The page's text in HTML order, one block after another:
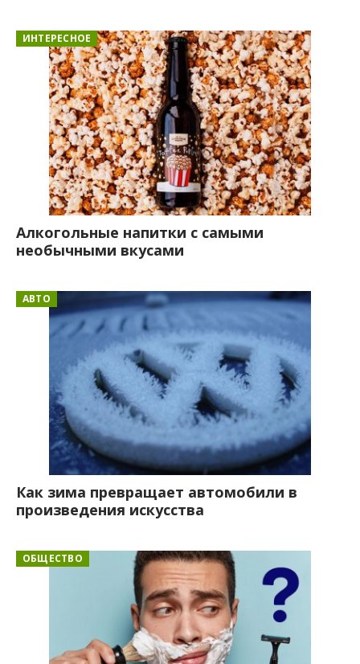
ИНТЕРЕСНОЕ
Алкогольные напитки с самыми
необычными вкусами
АВТО
Как зима превращает автомобили в
произведения искусства
ОБЩЕСТВО